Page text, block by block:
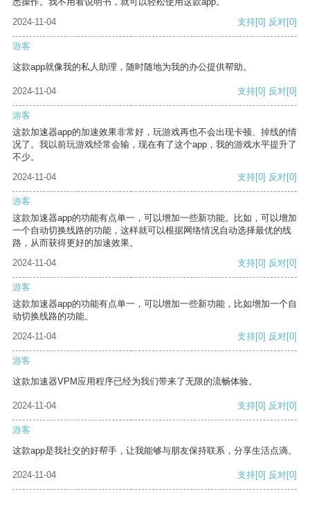
2024-11-04
支持[0] 反对[0]
游客
这款app就像我的私人助理，随时随地为我的办公提供帮助。
2024-11-04 支持[0] 反对[0]
游客
这款加速器app的加速效果非常好，玩游戏再也不会出现卡顿、掉线的情
况了。我以前玩游戏经常会输，现在有了这个app，我的游戏水平提升了
不少。
2024-11-04
支持[0] 反对[0]
游客
这款加速器app的功能有点单一，可以增加一些新功能。比如，可以增加
一个自动切换线路的功能，这样就可以根据网络情况自动选择最优的线
路，从而获得更好的加速效果。
2024-11-04
支持[0] 反对[0]
游客
这款加速器app的功能有点单一，可以增加一些新功能，比如增加一个自
动切换线路的功能。
2024-11-04
支持[0] 反对[0]
游客
这款加速器VPM应用程序已经为我们带来了无限的流畅体验。
2024-11-04 支持[0] 反对[0]
游客
这款app是我社交的好帮手，让我能够与朋友保持联系，分享生活点滴。
2024-11-04 支持[0] 反对[0]